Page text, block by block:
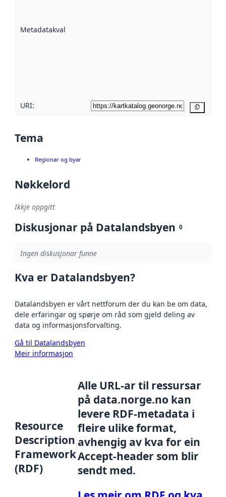
Metadatakvalitet
URI:
Tema
Regionar og byar
Nøkkelord
Ikkje oppgitt
Diskusjonar på Datalandsbyen 0
Ingen diskusjonar funne
Kva er Datalandsbyen?
Datalandsbyen er vårt nettforum der du kan be om data,
dele erfaringar og spørje om råd som gjeld deling av
data og informasjonsforvalting.
Gå til Datalandsbyen
Meir informasjon
Resource
Description
Framework
(RDF)
Alle URL-ar til ressursar
på data.norge.no kan
levere RDF-metadata i
fleire ulike format,
avhengig av kva for ein
Accept-header som blir
sendt med.